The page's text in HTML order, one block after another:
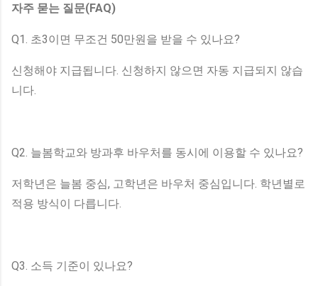
자주 묻는 질문(FAQ)
Q1. 초3이면 무조건 50만원을 받을 수 있나요?
신청해야 지급됩니다. 신청하지 않으면 자동 지급되지 않습
니다.
Q2. 늘봄학교와 방과후 바우처를 동시에 이용할 수 있나요?
저학년은 늘봄 중심, 고학년은 바우처 중심입니다. 학년별로
적용 방식이 다릅니다.
Q3. 소득 기준이 있나요?